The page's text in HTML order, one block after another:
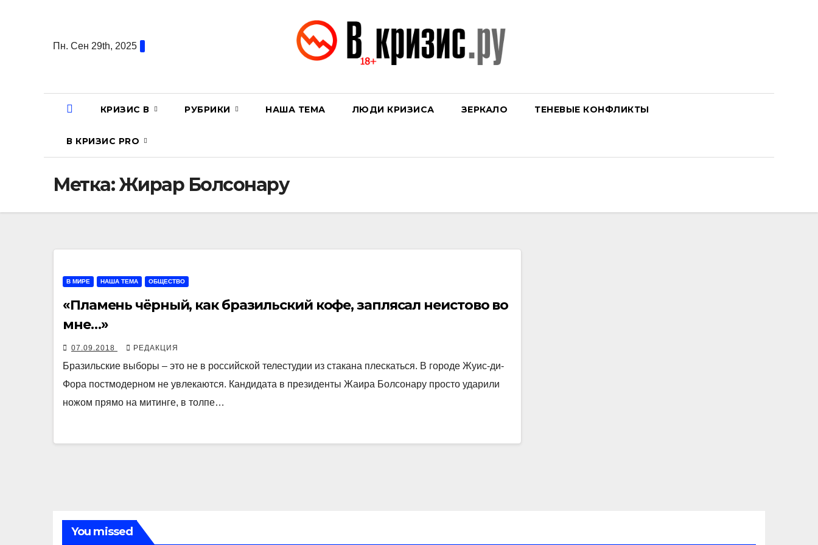
содержаниюПн. Сен 29th, 2025
КРИЗИС В РУБРИКИ НАША ТЕМА ЛЮДИ КРИЗИСА ЗЕРКАЛО ТЕНЕВЫЕ КОНФЛИКТЫ
В КРИЗИС PRO
Метка:Жирар Болсонару
В МИРЕ НАША ТЕМА ОБЩЕСТВО
«Пламень чёрный, как бразильский кофе, заплясал неистово во
мне…»
07.09.2018 РЕДАКЦИЯ
Бразильские выборы – это не в российской телестудии из стакана плескаться. В городе Жуис-ди-
Фора постмодерном не увлекаются. Кандидата в президенты Жаира Болсонару просто ударили
ножом прямо на митинге, в толпе…
You missed